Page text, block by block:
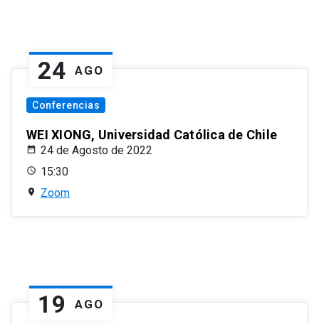
24 AGO
Conferencias
WEI XIONG, Universidad Católica de Chile
24 de Agosto de 2022
15:30
Zoom
19 AGO